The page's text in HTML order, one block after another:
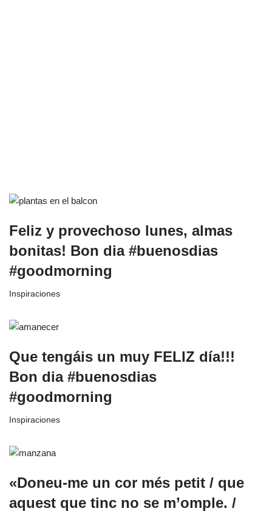
Feliz y provechoso lunes, almas
bonitas! Bon dia #buenosdias
#goodmorning
Inspiraciones
Que tengáis un muy FELIZ día!!!
Bon dia #buenosdias
#goodmorning
Inspiraciones
«Doneu-me un cor més petit / que
aquest que tinc no se m’omple. /